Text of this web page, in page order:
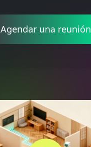
Agendar una reunión